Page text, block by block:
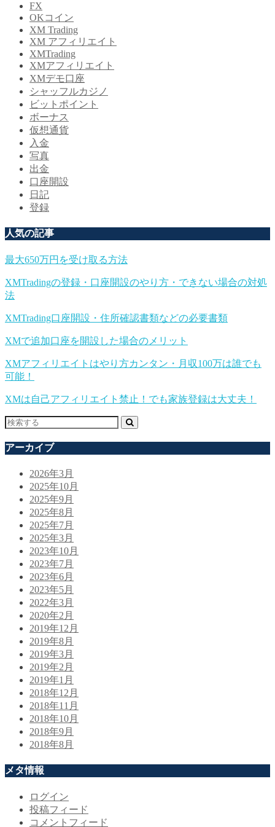
FX
OKコイン
XM Trading
XM アフィリエイト
XMTrading
XMアフィリエイト
XMデモ口座
シャッフルカジノ
ビットポイント
ボーナス
仮想通貨
入金
写真
出金
口座開設
日記
登録
人気の記事
最大650万円を受け取る方法
XMTradingの登録・口座開設のやり方・できない場合の対処
法
XMTrading口座開設・住所確認書類などの必要書類
XMで追加口座を開設した場合のメリット
XMアフィリエイトはやり方カンタン・月収100万は誰でも
可能！
XMは自己アフィリエイト禁止！でも家族登録は大丈夫！
アーカイブ
2026年3月
2025年10月
2025年9月
2025年8月
2025年7月
2025年3月
2023年10月
2023年7月
2023年6月
2023年5月
2022年3月
2020年2月
2019年12月
2019年8月
2019年3月
2019年2月
2019年1月
2018年12月
2018年11月
2018年10月
2018年9月
2018年8月
メタ情報
ログイン
投稿フィード
コメントフィード